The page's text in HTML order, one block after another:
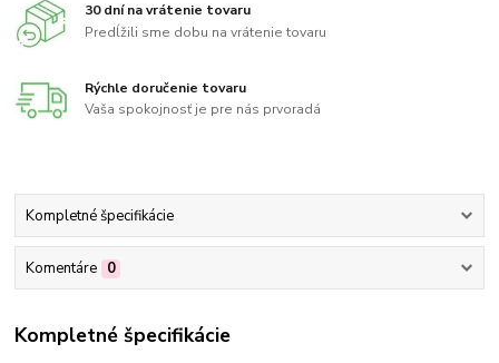
30 dní na vrátenie tovaru
Predĺžili sme dobu na vrátenie tovaru
Rýchle doručenie tovaru
Vaša spokojnosť je pre nás prvoradá
Kompletné špecifikácie
Komentáre 0
Kompletné špecifikácie